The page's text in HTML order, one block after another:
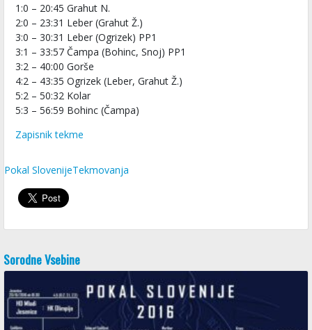
1:0 – 20:45 Grahut N.
2:0 – 23:31 Leber (Grahut Ž.)
3:0 – 30:31 Leber (Ogrizek) PP1
3:1 – 33:57 Čampa (Bohinc, Snoj) PP1
3:2 – 40:00 Gorše
4:2 – 43:35 Ogrizek (Leber, Grahut Ž.)
5:2 – 50:32 Kolar
5:3 – 56:59 Bohinc (Čampa)
Zapisnik tekme
Pokal SlovenijeTekmovanja
Sorodne Vsebine